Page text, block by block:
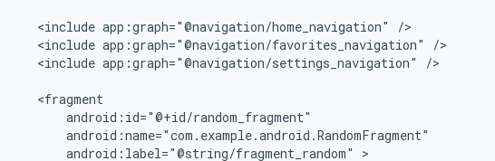
<include app:graph="@navigation/home_navigation"
<include app:graph="@navigation/favorites_navigation"
<include app:graph="@navigation/settings_navigation" />
android:label="@string/fragment_random"